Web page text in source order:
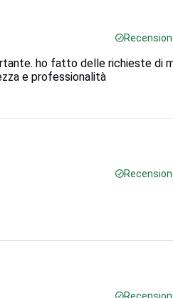
ho fatto delle richieste di
e professionalità